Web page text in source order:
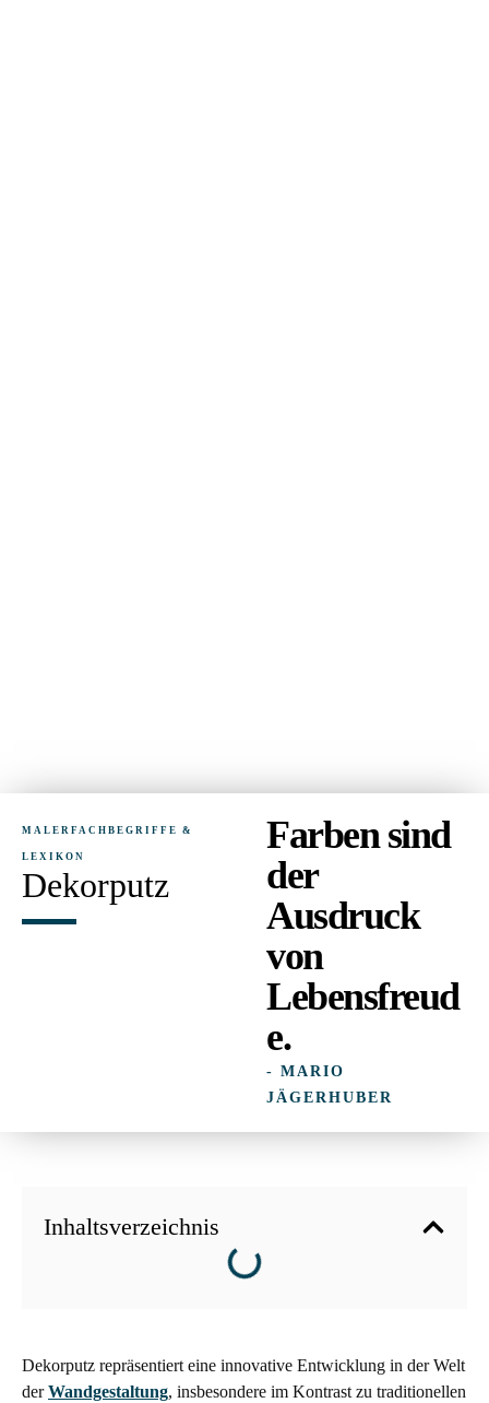
MALERFACHBEGRIFFE &
LEXIKON
Dekorputz
Farben sind
der
Ausdruck
von
Lebensfreud
e.
- MARIO
JÄGERHUBER
Inhaltsverzeichnis
Dekorputz repräsentiert eine innovative Entwicklung in der Welt
derWandgestaltung, insbesondere im Kontrast zu traditionellen